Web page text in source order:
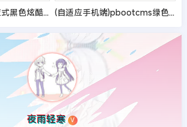
(自适应手机版)响应式黑色炫酷建筑装饰设计类pbootcms模板 HTML5装修设计公司网站源码 (自适应手机端)pbootcms绿色塑胶制品网站模板 塑胶企业网站源码
夜雨轻寒 V